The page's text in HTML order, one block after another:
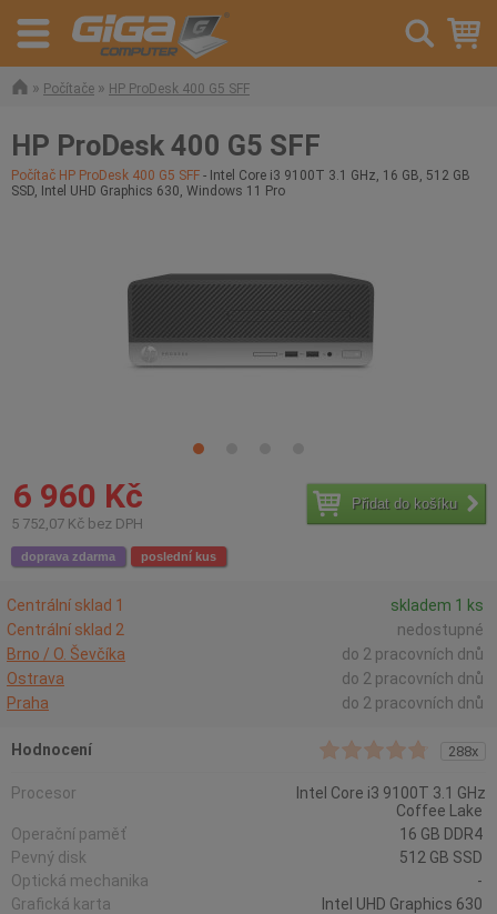
» Počítače » HP ProDesk 400 G5 SFF
HP ProDesk 400 G5 SFF
Počítač HP ProDesk 400 G5 SFF - Intel Core i3 9100T 3.1 GHz, 16 GB, 512 GB
SSD, Intel UHD Graphics 630, Windows 11 Pro
6 960 Kč
5 752,07 Kč bez DPH
Přidat do košíku
doprava zdarma poslední kus
Centrální sklad 1
skladem 1 ks
Centrální sklad 2
nedostupné
Brno / O. Ševčíka
do 2 pracovních dnů
Ostrava
do 2 pracovních dnů
Praha
do 2 pracovních dnů
Hodnocení 288x
Procesor
Intel Core i3 9100T 3.1 GHz
Coffee Lake
Operační paměť
16 GB DDR4
Pevný disk
512 GB SSD
Optická mechanika
-
Grafická karta
Intel UHD Graphics 630